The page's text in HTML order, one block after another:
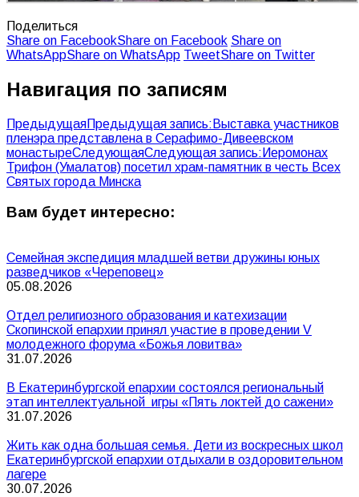
Поделиться
Share on FacebookShare on Facebook Share on
WhatsAppShare on WhatsApp TweetShare on Twitter
Навигация по записям
ПредыдущаяПредыдущая запись: Выставка участников
пленэра представлена в Серафимо-Дивеевском
монастыреСледующаяСледующая запись: Иеромонах
Трифон (Умалатов) посетил храм-памятник в честь Всех
Святых города Минска
Вам будет интересно:
Семейная экспедиция младшей ветви дружины юных
разведчиков «Череповец»
05.08.2026
Отдел религиозного образования и катехизации
Скопинской епархии принял участие в проведении V
молодежного форума «Божья ловитва»
31.07.2026
В Екатеринбургской епархии состоялся региональный
этап интеллектуальной игры «Пять локтей до сажени»
31.07.2026
Жить как одна большая семья. Дети из воскресных школ
Екатеринбургской епархии отдыхали в оздоровительном
лагере
30.07.2026